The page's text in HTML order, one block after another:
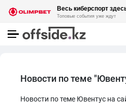
Новости по теме
Новости по теме Ювентус на